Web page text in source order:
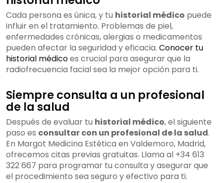
Cada persona es única, y tu historial médico puede
influir en el tratamiento. Problemas de piel,
enfermedades crónicas, alergias o medicamentos
pueden afectar la seguridad y eficacia. Conocer tu
historial médicoes crucial para asegurar que la
radiofrecuencia facial sea la mejor opción para ti.
Siempre consulta a un profesional
de la salud
Después de evaluar tu historial médico, el siguiente
paso es consultar con un profesional de la salud.
En Margot Medicina Estética en Valdemoro, Madrid,
ofrecemos citas previas gratuitas. Llama al +34 613
322 667 para programar tu consulta y asegurar que
el procedimiento sea seguro y efectivo para ti.